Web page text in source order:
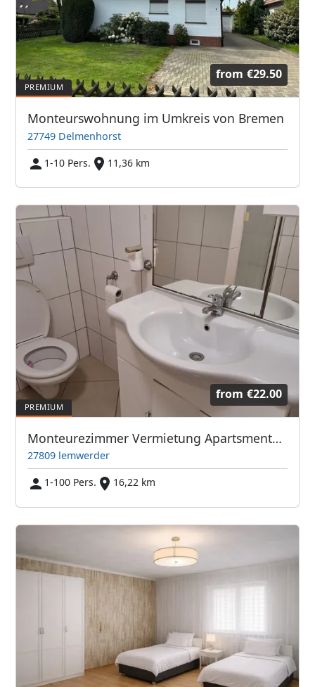
from €29.50
Monteurswohnung im Umkreis von Bremen
27749 Delmenhorst
1-10 Pers.
11,36 km
from €22.00
Monteurezimmer Vermietung Apartsments Wohnungen häuser
27809 lemwerder
1-100 Pers.
16,22 km